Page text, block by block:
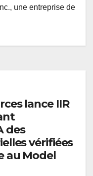
une entreprise de
lance IIR
des
vérifiées
au Model